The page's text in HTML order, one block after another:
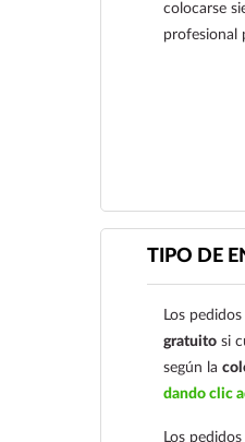
colocarse
profesional
TIPO DE
Los
gratuito si
según la
dando clic
Los